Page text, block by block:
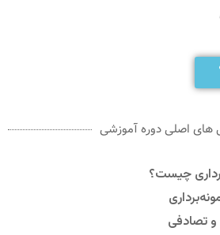
اصلی دوره آموزشی
چیست؟
و تصادفی